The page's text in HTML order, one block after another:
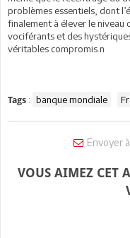
problèmes essentiels, dont
finalement à élever le niveau
vociférants et des
véritables compromis.n
Tags : banque mondiale
Envoyer
VOUS AIMEZ CET